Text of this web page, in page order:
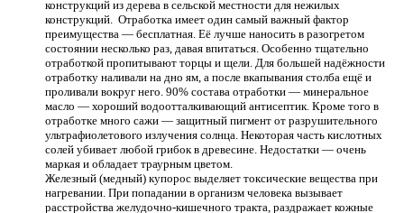
конструкций из дерева в сельской местности для нежилых
конструкций. Отработка имеет один самый важный фактор
преимущества — бесплатная. Её лучше наносить в разогретом
состоянии несколько раз, давая впитаться. Особенно тщательно
отработкой пропитывают торцы и щели. Для большей надёжности
отработку наливали на дно ям, а после вкапывания столба ещё и
проливали вокруг него. 90% состава отработки — минеральное
масло — хороший водоотталкивающий антисептик. Кроме того в
отработке много сажи — защитный пигмент от разрушительного
ультрафиолетового излучения солнца. Некоторая часть кислотных
солей убивает любой грибок в древесине. Недостатки — очень
маркая и обладает траурным цветом.
Железный (медный) купорос выделяет токсические вещества при
нагревании. При попадании в организм человека вызывает
расстройства желудочно-кишечного тракта, раздражает кожные